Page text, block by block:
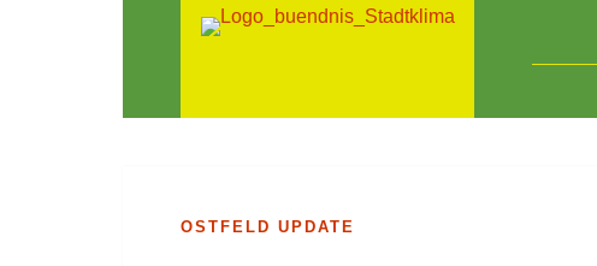
OSTFELD UPDATE